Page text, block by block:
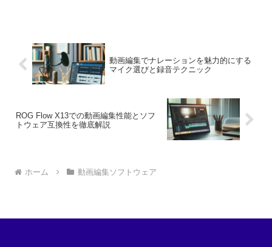
動画編集でナレーションを魅力的にする
マイク選びと録音テクニック
ROG Flow X13での動画編集性能とソフ
トウェア互換性を徹底解説
ホーム 動画編集ソフトウェア